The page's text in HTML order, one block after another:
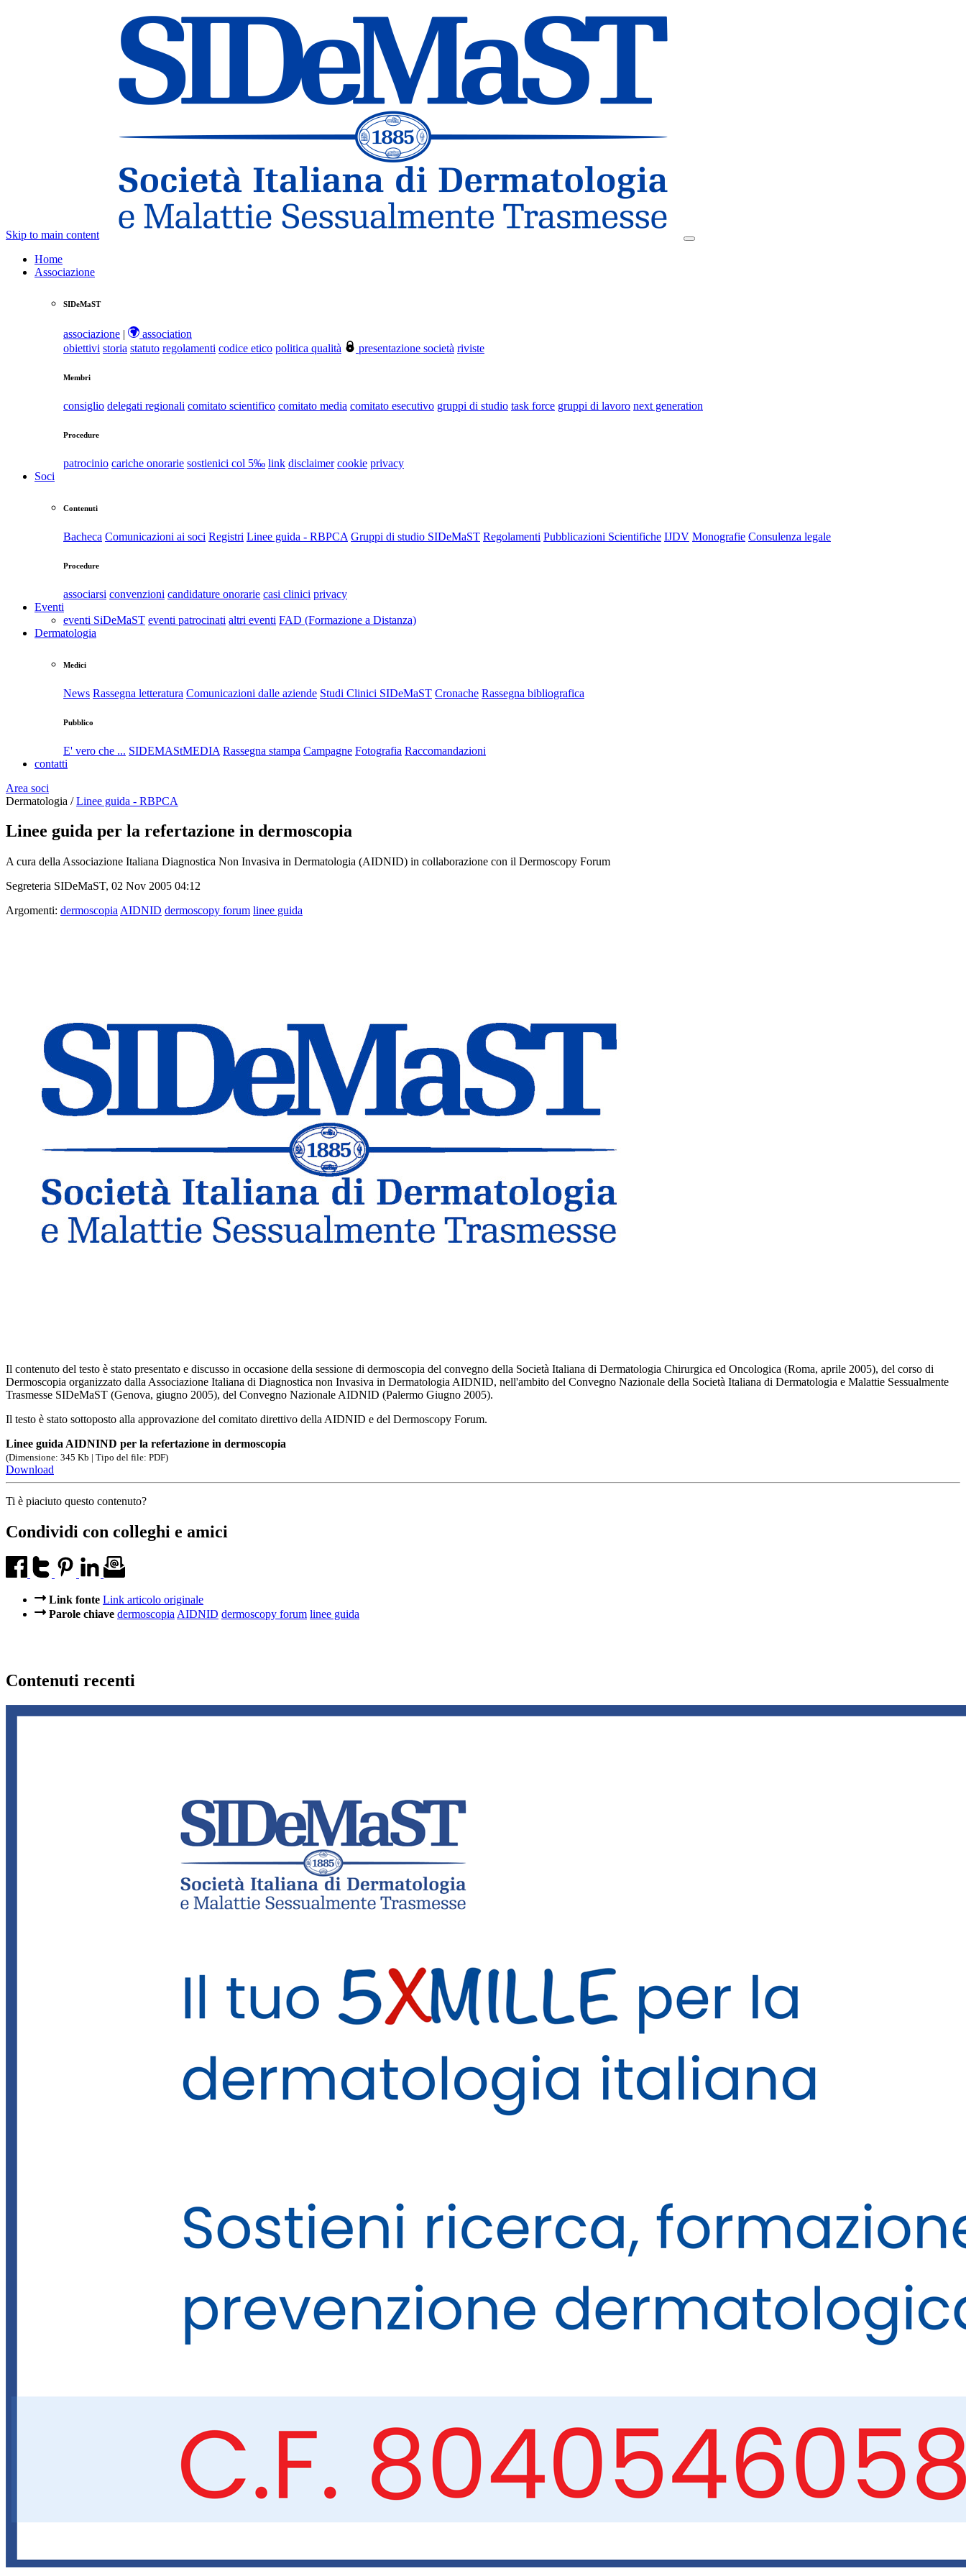
Skip to main content
Home
Associazione
SIDeMaST
associazione |
association
obiettivi storia statuto regolamenti codice etico politica qualità presentazione società riviste
Membri
consiglio delegati regionali comitato scientifico comitato media comitato esecutivo gruppi di studio task force gruppi di lavoro next generation
Procedure
patrocinio cariche onorarie sostienici col 5‰ link disclaimer cookie privacy
Soci
Contenuti
Bacheca Comunicazioni ai soci Registri Linee guida - RBPCA Gruppi di studio SIDeMaST Regolamenti Pubblicazioni Scientifiche IJDV Monografie Consulenza legale
Procedure
associarsi convenzioni candidature onorarie casi clinici privacy
Eventi
eventi SiDeMaST eventi patrocinati altri eventi FAD (Formazione a Distanza)
Dermatologia
Medici
News Rassegna letteratura Comunicazioni dalle aziende Studi Clinici SIDeMaST Cronache Rassegna bibliografica
Pubblico
E' vero che ... SIDEMAStMEDIA Rassegna stampa Campagne Fotografia Raccomandazioni
contatti
Area soci
Dermatologia /Linee guida - RBPCA
Linee guida per la refertazione in dermoscopia
A cura della Associazione Italiana Diagnostica Non Invasiva in Dermatologia (AIDNID) in collaborazione con il Dermoscopy Forum
Segreteria SIDeMaST, 02 Nov 2005 04:12
Argomenti: dermoscopia AIDNID dermoscopy forum linee guida
Il contenuto del testo è stato presentato e discusso in occasione della sessione di dermoscopia del convegno della Società Italiana di Dermatologia Chirurgica ed Oncologica (Roma, aprile 2005), del corso di
Dermoscopia organizzato dalla Associazione Italiana di Diagnostica non Invasiva in Dermatologia AIDNID, nell'ambito del Convegno Nazionale della Società Italiana di Dermatologia e Malattie Sessualmente
Trasmesse SIDeMaST (Genova, giugno 2005), del Convegno Nazionale AIDNID (Palermo Giugno 2005).
Il testo è stato sottoposto alla approvazione del comitato direttivo della AIDNID e del Dermoscopy Forum.
Linee guida AIDNIND per la refertazione in dermoscopia
(Dimensione: 345 Kb | Tipo del file: PDF)
Download
Ti è piaciuto questo contenuto?
Condividi con colleghi e amici
Link fonte Link articolo originale
Parole chiave dermoscopia AIDNID dermoscopy forum linee guida
Contenuti recenti